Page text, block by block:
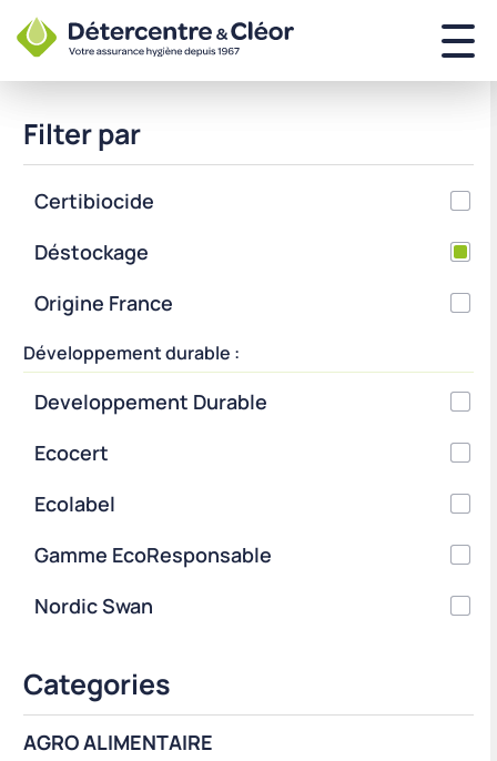
Filter par
Certibiocide
Déstockage
Origine France
Développement durable :
Developpement Durable
Ecocert
Ecolabel
Gamme EcoResponsable
Nordic Swan
Categories
AGRO ALIMENTAIRE